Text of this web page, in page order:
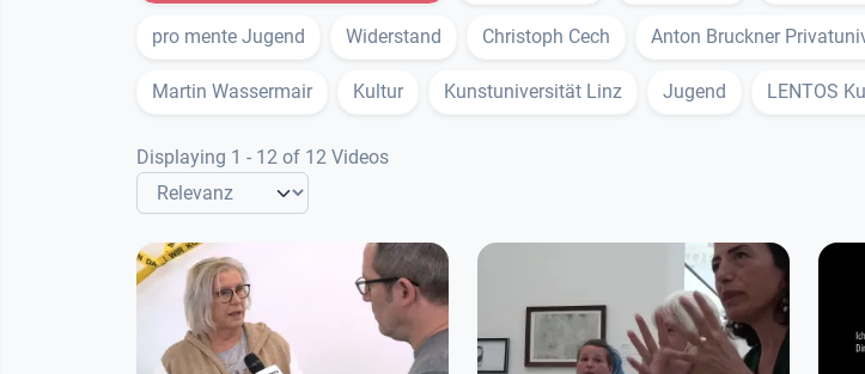
pro mente Jugend Widerstand Christoph Cech Anton Bruckner
Martin Wassermair Kultur Kunstuniversität Linz Jugend LENTOS
Displaying 1 - 12 of 12 Videos